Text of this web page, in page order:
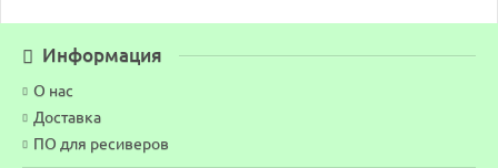
Информация
О нас
Доставка
ПО для ресиверов